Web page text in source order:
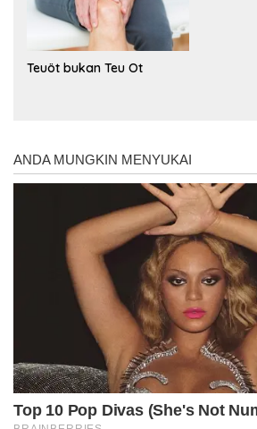
Teuöt bukan Teu Ot